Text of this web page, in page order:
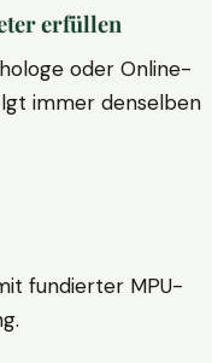
erfüllen
oder Online-
immer denselben
fundierter MPU-